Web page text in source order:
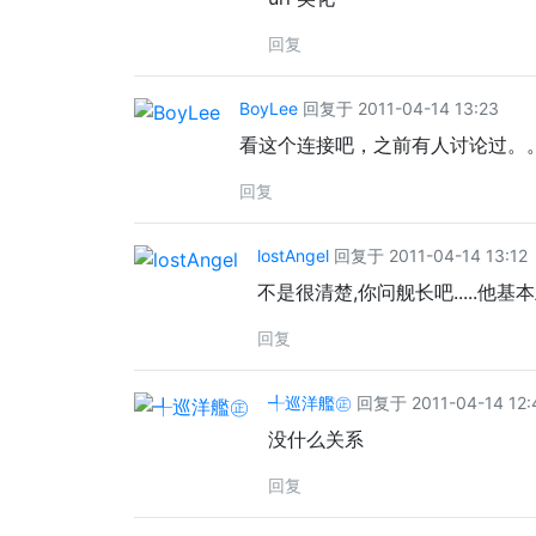
回复
BoyLee 回复于 2011-04-14 13:23
看这个连接吧，之前有人讨论过。。
回复
lostAngel 回复于 2011-04-14 13:12
不是很清楚,你问舰长吧.....他基
回复
╃巡洋艦㊣ 回复于 2011-04-14
没什么关系
回复